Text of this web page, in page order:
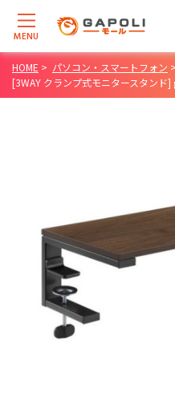
MENU
HOME > パソコン・スマートフォン >
[3WAY クランプ式モニタースタンド